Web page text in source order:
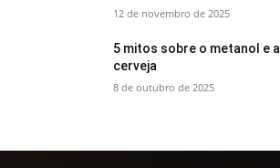
12 de novembro de 2025
5 mitos sobre o metanol e a
cerveja
8 de outubro de 2025